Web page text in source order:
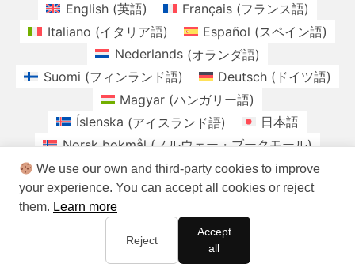
We use our own and third-party cookies to improve
your experience. You can accept all cookies or reject
them. Learn more
Reject
Accept
all
English(英語) Français(フランス語)
Italiano (イタリア語) Español (スペイン語)
Nederlands(オランダ語)
Suomi (フィンランド語) Deutsch( ドイツ語)
Magyar (ハンガリー語)
Íslenska (アイスランド語)
日本語
Norsk bokmål(ノルウェー・ブークモール)
Polski( ポーランド語) Română(ルーマニア語
Slovenčina(スラヴ語派)
Svenska(スウェーデン語
Irlandes Sudafrica